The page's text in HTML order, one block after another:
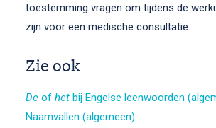
toestemming vragen om tijdens de
zijn voor een medische consultatie.
Zie ook
De of het bij Engelse leenwoorden
Naamvallen (algemeen)